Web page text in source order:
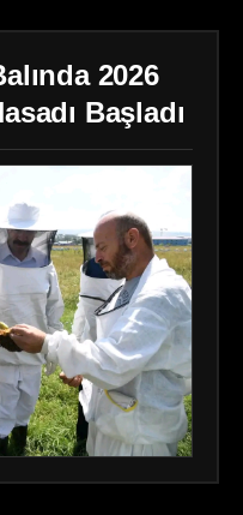
2026
Başladı